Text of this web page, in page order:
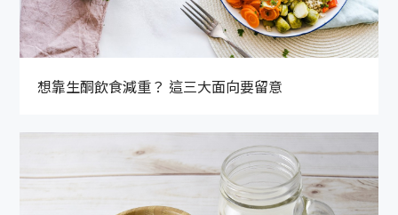
想靠生酮飲食減重？ 這三大面向要留意